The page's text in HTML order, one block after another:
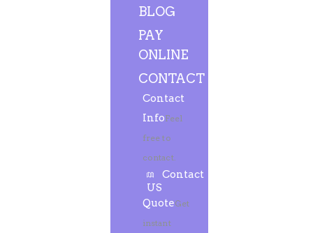
BLOG
PAY
ONLINE
CONTACT
Contact
InfoFeel
free to
contact.
Contact
US
QuoteGet
instant